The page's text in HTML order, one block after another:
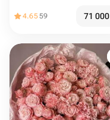
4.6559 71 000